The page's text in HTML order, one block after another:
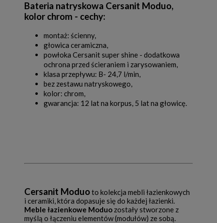
Bateria natryskowa Cersanit Moduo,
kolor chrom - cechy:
montaż: ścienny,
głowica ceramiczna,
powłoka Cersanit super shine - dodatkowa
ochrona przed ścieraniem i zarysowaniem,
klasa przepływu: B- 24,7 l/min,
bez zestawu natryskowego,
kolor: chrom,
gwarancja: 12 lat na korpus, 5 lat na głowicę.
Cersanit Moduoto kolekcja mebli łazienkowych
i ceramiki, która dopasuje się do każdej łazienki.
Meble łazienkowe Moduo zostały stworzone z
myślą o łączeniu elementów (modułów) ze sobą.